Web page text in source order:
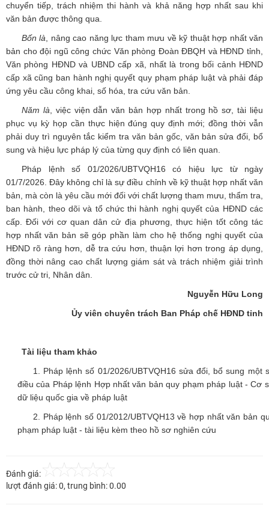
chuyển tiếp, trách nhiệm thi hành và khả năng hợp nhất sau khi
văn bản được thông qua.
Bốn là, nâng cao năng lực tham mưu về kỹ thuật hợp nhất văn
bản cho đội ngũ công chức Văn phòng Đoàn ĐBQH và HĐND tỉnh,
Văn phòng HĐND và UBND cấp xã, nhất là trong bối cảnh HĐND
cấp xã cũng ban hành nghị quyết quy phạm pháp luật và phải đáp
ứng yêu cầu công khai, số hóa, tra cứu văn bản.
Năm là, việc viện dẫn văn bản hợp nhất trong hồ sơ, tài liệu
phục vụ kỳ họp cần thực hiện đúng quy định mới; đồng thời vẫn
phải duy trì nguyên tắc kiểm tra văn bản gốc, văn bản sửa đổi, bổ
sung và hiệu lực pháp lý của từng quy định có liên quan.
Pháp lệnh số 01/2026/UBTVQH16 có hiệu lực từ ngày
01/7/2026. Đây không chỉ là sự điều chỉnh về kỹ thuật hợp nhất văn
bản, mà còn là yêu cầu mới đối với chất lượng tham mưu, thẩm tra,
ban hành, theo dõi và tổ chức thi hành nghị quyết của HĐND các
cấp. Đối với cơ quan dân cử địa phương, thực hiện tốt công tác
hợp nhất văn bản sẽ góp phần làm cho hệ thống nghị quyết của
HĐND rõ ràng hơn, dễ tra cứu hơn, thuận lợi hơn trong áp dụng,
đồng thời nâng cao chất lượng giám sát và trách nhiệm giải trình
trước cử tri, Nhân dân.
Nguyễn Hữu Long
Ủy viên chuyên trách Ban Pháp chế HĐND tỉnh
Tài liệu tham khảo
1. Pháp lệnh số 01/2026/UBTVQH16 sửa đổi, bổ sung một
điều của Pháp lệnh Hợp nhất văn bản quy phạm pháp luật - Cơ
dữ liệu quốc gia về pháp luật
2. Pháp lệnh số 01/2012/UBTVQH13 về hợp nhất văn bản
phạm pháp luật - tài liệu kèm theo hồ sơ nghiên cứu
Đánh giá:
lượt đánh giá:0, trung bình:0.00